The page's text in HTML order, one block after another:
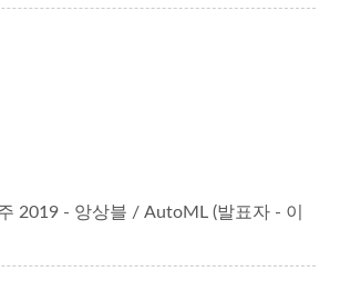
2019 - 앙상블 / AutoML (발표자 - 이